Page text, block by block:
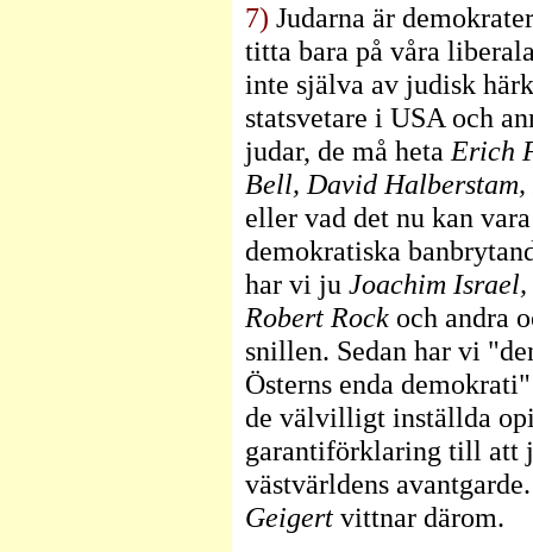
7) Judarna är
titta bara på våra
inte själva av judisk
statsvetare i USA och
judar, de må heta Erich
Bell, David Halberstam,
eller vad det nu kan
demokratiska
har vi ju Joachim
Robert Rock och andra
snillen. Sedan har vi
Österns enda
de välvilligt inställda
garantiförklaring till att
västvärldens
Geigert vittnar därom.